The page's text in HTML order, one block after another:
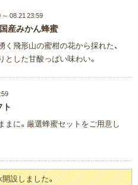
08.21 23:59
産みかん蜂蜜
く飛形山の蜜柑の花から採れた、
とした甘酸っぱい味わい。
ト
まに。厳選蜂蜜セットをご用意し
設しました。